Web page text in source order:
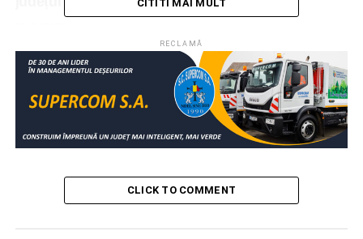
Primarii vor retribuții mai mari și consilieri locali
mai puțini. Ședință ACoR Dâmbovița
CITITI MAI MULT
RECLAMĂ
CLICK TO COMMENT